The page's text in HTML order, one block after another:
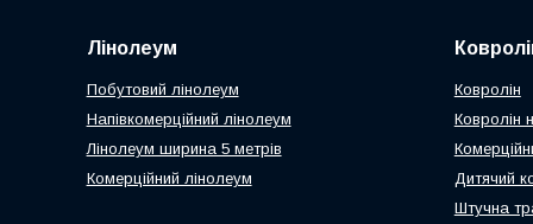
Лінолеум
Побутовий лінолеум
Напівкомерційний лінолеум
Лінолеум ширина 5 метрів
Комерційний лінолеум
Ковролін
Ковролін
Дитячий
Штучна